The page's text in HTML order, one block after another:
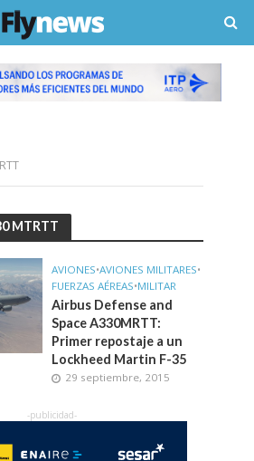
MTRTT
AVIONES•AVIONES MILITARES•
FUERZAS AÉREAS•MILITAR
Airbus Defense and
Space A330MRTT:
Primer repostaje a un
Lockheed Martin F-35
29 septiembre, 2015